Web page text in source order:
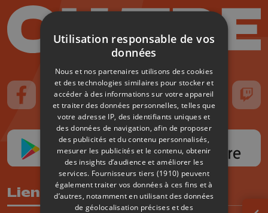
Suivez-nous sur FaceBook
Suivez-nous sur Instagram
Suivez-nous sur TikTokSuivez-nous sur YouTube
Suivez-nous
Liens utiles
Utilisation responsable de vos
données
Nous et nos partenaires utilisons des cookies
et des technologies similaires pour stocker et
accéder à des informations sur votre appareil
et traiter des données personnelles, telles que
votre adresse IP, des identifiants uniques et
des données de navigation, afin de proposer
des publicités et du contenu personnalisés,
mesurer les publicités et le contenu, obtenir
des insights d’audience et améliorer les
services. Fournisseurs tiers (1910) peuvent
également traiter vos données à ces fins et à
d’autres, notamment en utilisant des données
de géolocalisation précises et des